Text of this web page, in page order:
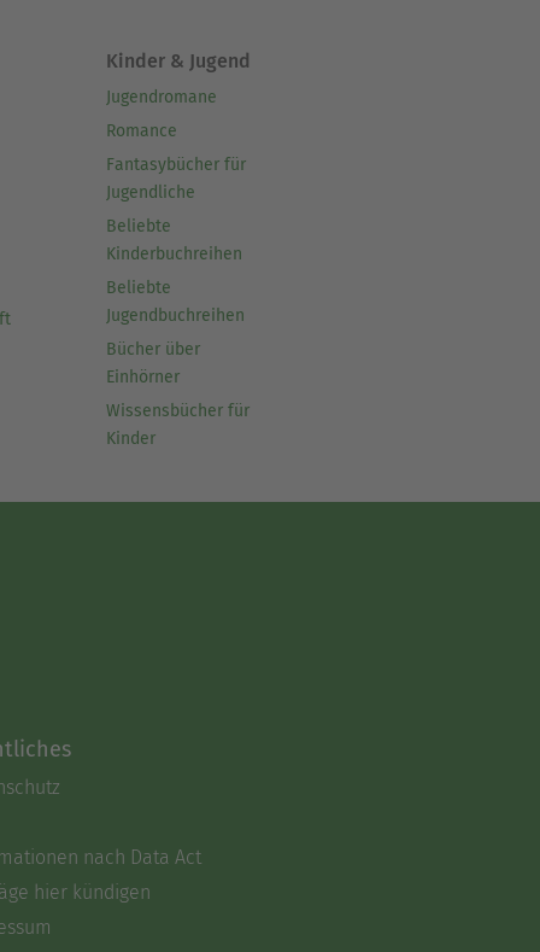
Kinder & Jugend
Jugendromane
Romance
Fantasybücher für
Jugendliche
Beliebte
Kinderbuchreihen
Beliebte
Jugendbuchreihen
Bücher über
Einhörner
Wissensbücher für
Kinder
nach Data Act
hier kündigen